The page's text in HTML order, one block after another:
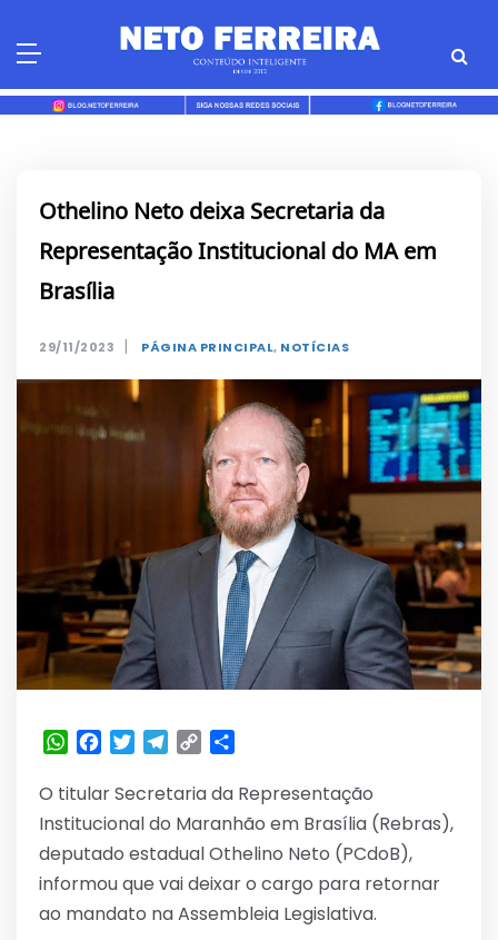
Othelino Neto deixa Secretaria da
Representação Institucional do MA em
Brasília
29/11/2023 | PÁGINA PRINCIPAL, NOTÍCIAS
WhatsApp
Facebook
TwitterTelegram
Copy
O titular Secretaria da Representação
Institucional do Maranhão em Brasília (Rebras),
deputado estadual Othelino Neto (PCdoB),
informou que vai deixar o cargo para retornar
ao mandato na Assembleia Legislativa.